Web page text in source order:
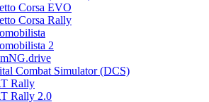
Corsa EVO
Corsa Rally
2
Combat Simulator (DCS)
Rally
Rally 2.0